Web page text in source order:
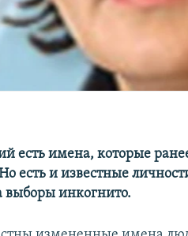
есть имена, которые
есть и известные
инкогнито.